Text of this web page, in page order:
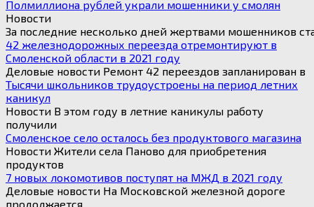
Полмиллиона рублей украли мошенники у смолян
Новости
За последние несколько дней жертвами мошенников
42 железнодорожных переезда отремонтируют в
Смоленской области в 2021 году
Деловые новости Ремонт 42 переездов запланирован в
Тысячи школьников трудоустроены на период летних
каникул
Новости В этом году в летние каникулы работу
получили
Смоленское село осталось без продуктового магазина
Новости Жители села Паново для приобретения
продуктов
7 новых локомотивов поступят на МЖД в 2021 году
Деловые новости На Московской железной дороге
продолжается